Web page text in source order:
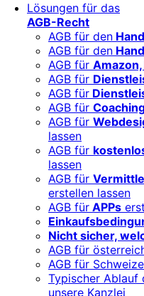
wachsen mit starken
Markenschutz
Aktivitäten, Plattformen
entwickeln und skalieren
Lösungen für das
AGB-Recht
AGB für den
AGB für den
AGB für
AGB für
AGB für
AGB für
AGB für
lassen
AGB für
lassen
AGB für
erstellen lassen
AGB für APPs
Nicht sicher,
AGB für
AGB für
Typischer Ablauf
unsere Kanzlei